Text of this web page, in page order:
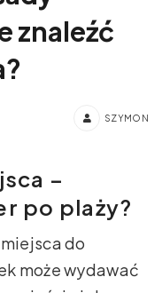
znaleźć
SZYMON
–
po plaży?
do
może wydawać